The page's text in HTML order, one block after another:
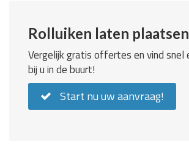
Rolluiken laten
Vergelijk gratis offertes en vind snel
bij u in de buurt!
Start nu uw aanvraag!